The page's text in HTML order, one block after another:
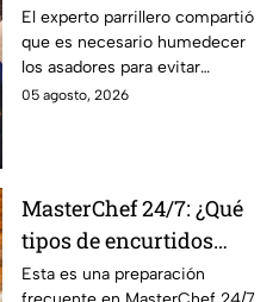
24/7 destaca la
importancia del agua
para la preparación de
cualquier asado
El experto parrillero compartió
que es necesario humedecer
los asadores para evitar
accidentes
05 agosto, 2026
MasterChef 24/7: ¿Qué
tipos de encurtidos
hay?
Esta es una preparación